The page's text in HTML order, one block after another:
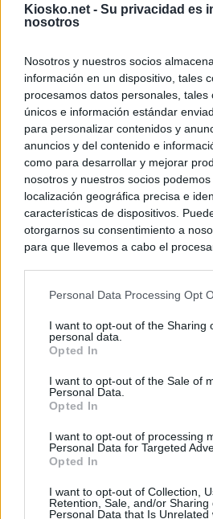
Kiosko.net - Su privacidad es
nosotros
Nosotros y nuestros socios
información en un dispositivo, tales
procesamos datos personales, tales
únicos e información estándar
para personalizar contenidos y
anuncios y del contenido e
como para desarrollar y mejorar
nosotros y nuestros socios
localización geográfica precisa e
características de dispositivos.
otorgarnos su consentimiento a
para que llevemos a cabo el
negar su consentimiento. Tenga en
de su consentimiento, pero usted
rechazar tal procesamiento. Sus
cualquier momento entrando de
visitando nuestra política de
Personal Data Processing Opt
I want to opt-out of the Sharing
personal data.
Opted In
I want to opt-out of the Sale of
Personal Data.
Opted In
I want to opt-out of processing
Personal Data for Targeted
Opted In
I want to opt-out of Collection,
Retention, Sale, and/or Sharing
Personal Data that Is Unrelated